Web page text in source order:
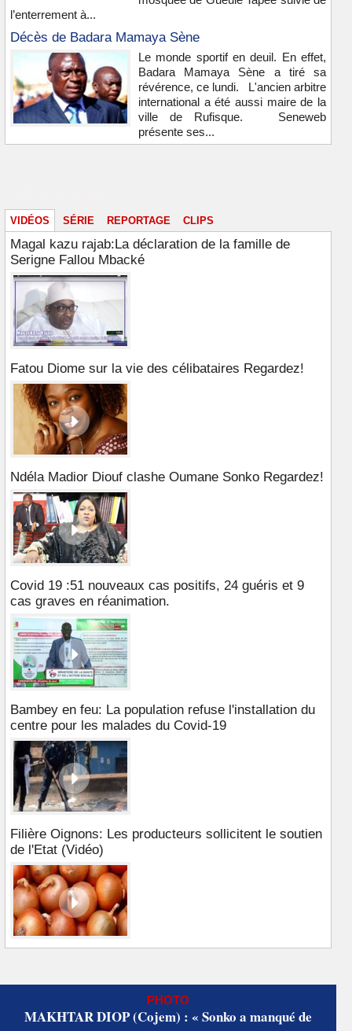
l’enterrement à...
Décès de Badara Mamaya Sène
Le monde sportif en deuil. En effet,
Badara Mamaya Sène a tiré sa
révérence, ce lundi. L'ancien arbitre
international a été aussi maire de la
ville de Rufisque. Seneweb
présente ses...
VIDÉOS SÉRIE REPORTAGE CLIPS
Magal kazu rajab:La déclaration de la famille de
Serigne Fallou Mbacké
Fatou Diome sur la vie des célibataires Regardez!
Ndéla Madior Diouf clashe Oumane Sonko Regardez!
Covid 19 :51 nouveaux cas positifs, 24 guéris et 9
cas graves en réanimation.
Bambey en feu: La population refuse l'installation du
centre pour les malades du Covid-19
Filière Oignons: Les producteurs sollicitent le soutien
de l'Etat (Vidéo)
PHOTO
MAKHTAR DIOP (Cojem) : « Sonko a manqué de